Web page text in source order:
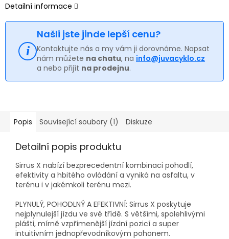
Detailní informace
Našli jste jinde lepší cenu?
Kontaktujte nás a my vám ji dorovnáme. Napsat
nám můžete na chatu, na info@juvacyklo.cz
a nebo přijít na prodejnu.
Popis Související soubory (1) Diskuze
Detailní popis produktu
Sirrus X nabízí bezprecedentní kombinaci pohodlí,
efektivity a hbitého ovládání a vyniká na asfaltu, v
terénu i v jakémkoli terénu mezi.
PLYNULÝ, POHODLNÝ A EFEKTIVNÍ: Sirrus X poskytuje
nejplynulejší jízdu ve své třídě. S většími, spolehlivými
plášti, mírně vzpřímenější jízdní pozicí a super
intuitivním jednopřevodníkovým pohonem.